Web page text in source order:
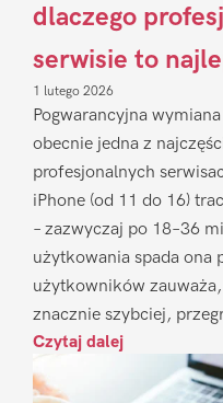
dlaczego
serwisie to
1 lutego 2026
Pogwarancyjna
obecnie jedna z
profesjonalnych
iPhone (od 11 do 16)
– zazwyczaj po 18–36
użytkowania spada ona
użytkowników
znacznie szybciej,
Czytaj dalej